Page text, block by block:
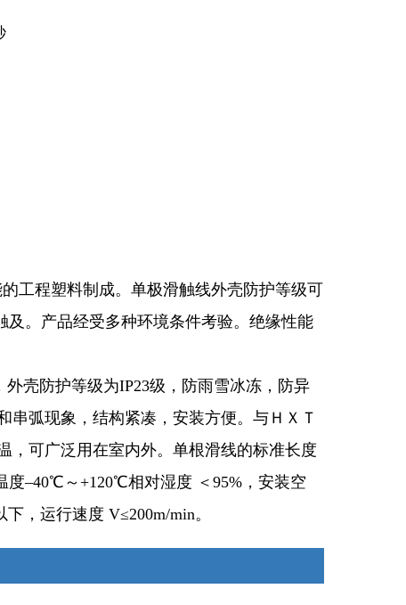
工程塑料制成。单极滑触线外壳防护等级可
及。产品经受多种环境条件考验。绝缘性能
壳防护等级为IP23级，防雨雪冰冻，防异
串弧现象，结构紧凑，安装方便。与ＨＸＴ
，可广泛用在室内外。单根滑线的标准长度
度–40℃～+120℃相对湿度 ＜95%，安装空
，运行速度 V≤200m/min。